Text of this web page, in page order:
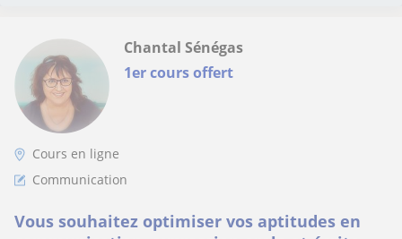
1er cours offert
Chantal Sénégas
Cours en ligne
Communication
Vous souhaitez optimiser vos aptitudes en